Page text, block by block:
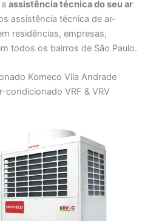
aassistência técnica do seu ar
assistência técnica de ar-
residências, empresas,
todos os bairros de São Paulo.
Komeco Vila Andrade
condicionado VRF & VRV